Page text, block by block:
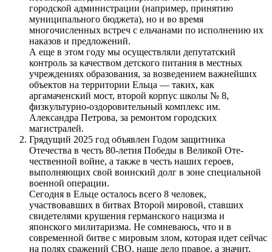
городской администрации (например, принятию
муниципального бюджета), но и во время
многочисленных встреч с ельчанами по исполнению их
наказов и предложений.
А еще в этом году мы осуществляли депутатский
контроль за качеством детского питания в местных
учреждениях образования, за возведением важнейших
объектов на территории Ельца — таких, как
аргамаченский мост, второй корпус школы № 8,
физкультурно-оздоровительный комплекс им.
Александра Петрова, за ремонтом городских
магистралей.
Грядущий 2025 год объявлен Годом защитника
Отечества в честь 80-летия Победы в Великой Оте­
чественной войне, а также в честь наших героев,
выполняющих свой воинский долг в зоне специальной
военной операции.
Сегодня в Ельце осталось всего 8 человек,
участвовавших в битвах Второй мировой, ставших
свидетелями крушения германского нацизма и
японского милитаризма. Не сомневаюсь, что и в
современной битве с мировым злом, которая идет сейчас
на полях сражений СВО, наше дело правое, а значит,